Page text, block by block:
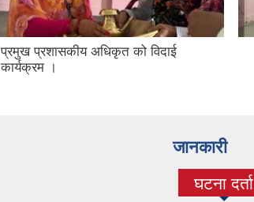
प्रमुख प्रशासकीय अधिकृत को विदाई
कार्यक्रम ।
जानकारी
घटना दर्ता
(active